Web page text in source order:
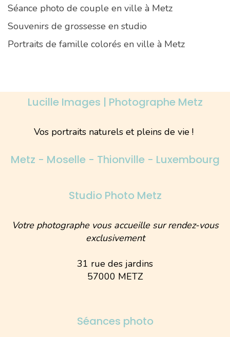
Séance photo de couple en ville à Metz
Souvenirs de grossesse en studio
Portraits de famille colorés en ville à Metz
Lucille Images | Photographe Metz
Vos portraits naturels et pleins de vie !
Metz - Moselle - Thionville - Luxembourg
Studio Photo Metz
Votre photographe vous accueille sur rendez-vous
exclusivement
31 rue des jardins
57000 METZ
Séances photo